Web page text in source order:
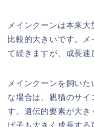
メインクーンは本来
比較的大きいです。
て続きますが、成長速
メインクーンを飼い
な場合は、親猫のサ
す。遺伝的要素が大
ば子も大きく成長する